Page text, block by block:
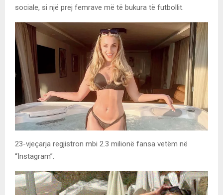
sociale, si një prej femrave më të bukura të futbollit.
23-vjeçarja regjistron mbi 2.3 milionë fansa vetëm në
“Instagram”.